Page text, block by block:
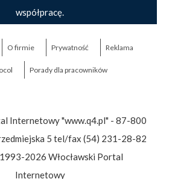
współpracę.
O firmie Prywatność Reklama
Porady dla pracowników
Internetowy "www.q4.pl" - 87-800
5 tel/fax (54) 231-28-82
2026 Włocławski Portal
Internetowy